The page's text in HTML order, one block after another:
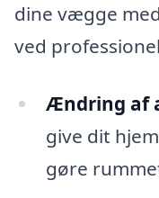
dine vægge
ved
Ændring af
give dit
gøre